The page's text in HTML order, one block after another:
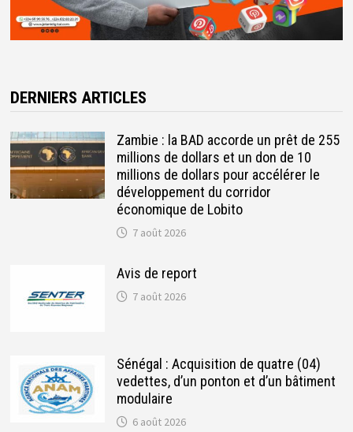
DERNIERS ARTICLES
Zambie : la BAD accorde un prêt de 255
millions de dollars et un don de 10
millions de dollars pour accélérer le
développement du corridor
économique de Lobito
7 août 2026
Avis de report
7 août 2026
Sénégal : Acquisition de quatre (04)
vedettes, d’un ponton et d’un bâtiment
modulaire
6 août 2026